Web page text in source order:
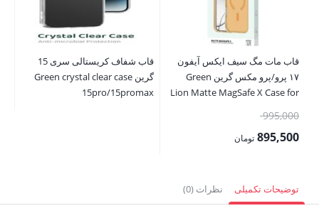
قاب مات مگ سیف ایکس آیفون
۱۷ پرو/پرو مکس گرین Green
Lion Matte MagSafe X Case for
995,000قیمت
اصلی:895,500 تومان
895,500 تومان.
قاب شفاف کریستالی سری 15
گرین Green crystal clear case
15pro/15promax
توضیحات تکمیلی نظرات (0)